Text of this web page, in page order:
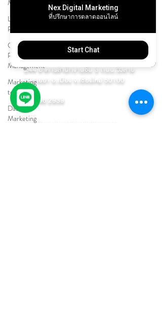
Marketing
Line Ads
Platform
Customer
Relationship
Management
Marketing
technology
Data
Marketing
GET IN TOUCH - ติดต่อเรา
บริษัท เนกซ์ ดิจิทัล จำกัด
NEXDIGITAL MARKETING CO., LTD.
244 อาคารสำนักงานชั้น 3 ถนน.วัวลาย
ต.หายยา อ.เมือง จ.เชียงใหม่ 50100
02 096 2939
info@nexdigitalmarketing.net
Nex Digital Marketing
ที่ปรึกษาการตลาดออนไลน์
Start Chat